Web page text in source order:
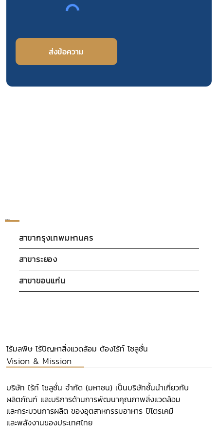
ส่งข้อความ
สาขาของเรา
สาขากรุงเทพมหานคร
สาขาระยอง
สาขาขอนแก่น
ไร้มลพิษ ไร้ปัญหาสิ่งแวดล้อม ต้องไร้ท์ โซลูชั่น
บริษัท ไร้ท์ โซลูชั่น จำกัด (มหาชน) เป็นบริษัทชั้นนำเกี่ยวกับ
ผลิตภัณฑ์ และบริการด้านการพัฒนาคุณภาพสิ่งแวดล้อม
และกระบวนการผลิต ของอุตสาหกรรมอาหาร ปิโตรเคมี
และพลังงานของประเทศไทย​
Vision & Mission